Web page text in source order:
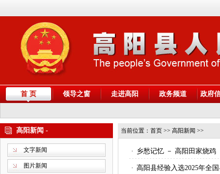
首 页 领导之窗 走进高阳 政务频道 政府
高阳新闻 -
文字新闻
图片新闻
当前位置： 首页 >> 高阳新闻 >>
· 乡愁记忆 － 高阳田家烧鸡
· 高阳县经验入选2025年全